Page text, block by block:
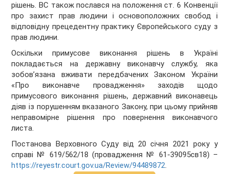
рішень. ВС також послався на положення ст. 6 Конвенції
про захист прав людини і основоположних свобод і
відповідну прецедентну практику Європейського суду з
прав людини.
Оскільки примусове виконання рішень в Україні
покладається на державну виконавчу службу, яка
зобов’язана вживати передбачених Законом України
«Про виконавче провадження» заходів щодо
примусового виконання рішень, державний виконавець
діяв із порушенням вказаного Закону, при цьому прийняв
неправомірне рішення про повернення виконавчого
листа.
Постанова Верховного Суду від 20 січня 2021 року у
справі № 619/562/18 (провадження № 61-39095св18) –
https://reyestr.court.gov.ua/Review/94489872.